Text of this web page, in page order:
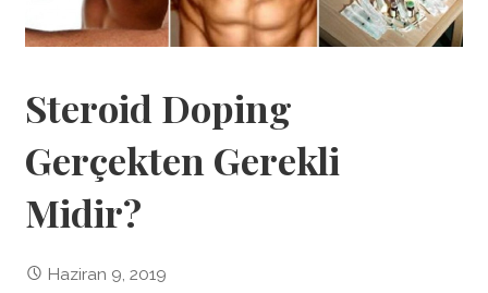
Steroid Doping
Gerçekten Gerekli
Midir?
Haziran 9, 2019